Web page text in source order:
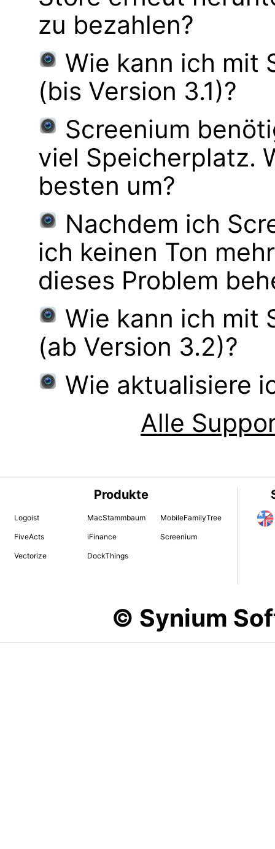
zu bezahlen?
Wie kann ich mit
(bis Version 3.1)?
Screenium
viel Speicherplatz.
besten um?
Nachdem ich
ich keinen Ton
dieses Problem
Wie kann ich mit
(ab Version 3.2)?
Wie aktualisiere
Alle
Produkte
Logoist MacStammbaum MobileFamilyTree
FiveActs iFinance Screenium
Vectorize DockThings
© Synium